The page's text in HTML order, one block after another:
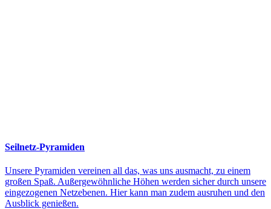
Seilnetz-Pyramiden
Unsere Pyramiden vereinen all das, was uns ausmacht, zu einem
großen Spaß. Außergewöhnliche Höhen werden sicher durch unsere
eingezogenen Netzebenen. Hier kann man zudem ausruhen und den
Ausblick genießen.